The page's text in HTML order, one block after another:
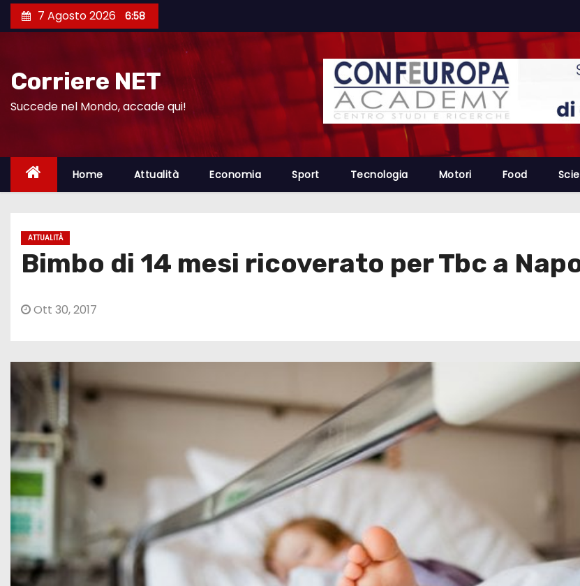
a
7 Agosto 2026 6:58
Corriere NET
Succede nel Mondo, accade qui!
Home Attualità Economia Sport Tecnologia Motori Food
ATTUALITÀ
Bimbo di 14 mesi ricoverato per Tbc a
Ott 30, 2017